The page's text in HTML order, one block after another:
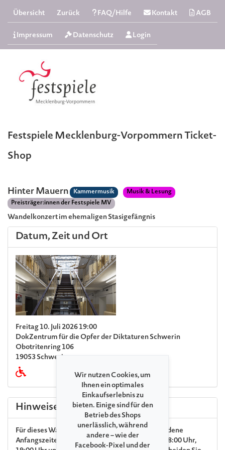
Übersicht Zurück FAQ/Hilfe Kontakt AGB
Impressum Datenschutz Login
Festspiele Mecklenburg-Vorpommern Ticket-
Shop
Hinter Mauern Kammermusik
Musik & Lesung
Preisträger:innen der Festspiele MV
Wandelkonzert im ehemaligen Stasigefängnis
Datum, Zeit und Ort
Freitag 10. Juli 2026 19:00
DokZentrum für die Opfer der Diktaturen Schwerin
Obotritenring 106
19053 Schwerin
Hinweise
Für dieses Wandelkonzert werden
drei verschiedene
Anfangszeiten
angeboten. DasProgramm
von 18:00 Uhr,
Wir nutzen Cookies, um
Ihnen ein optimales
Einkaufserlebnis zu
bieten. Einige sind für den
Betrieb des Shops
unerlässlich, während
andere – wie der
Facebook-Pixel und der